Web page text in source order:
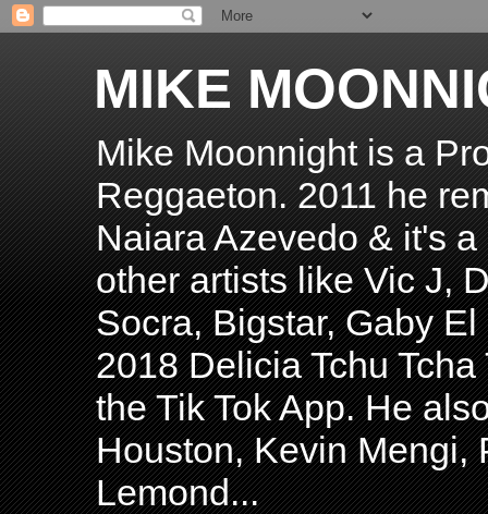
MIKE
Mike Moonnight is a
Reggaeton. 2011 he
Naiara Azevedo & it's
other artists like Vic J,
Socra, Bigstar, Gaby
2018 Delicia Tchu
the Tik Tok App. He
Houston, Kevin Mengi,
Lemond...